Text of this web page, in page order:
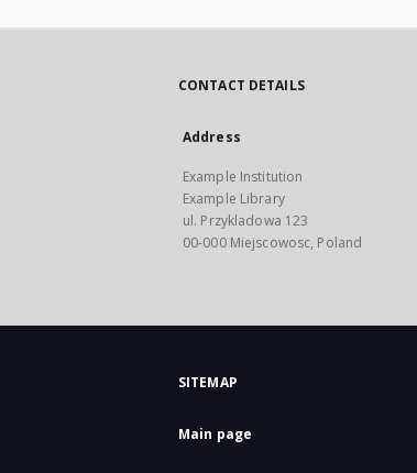
CONTACT DETAILS
Address
Example Institution
Example Library
ul. Przykladowa 123
00-000 Miejscowosc, Poland
SITEMAP
Main page